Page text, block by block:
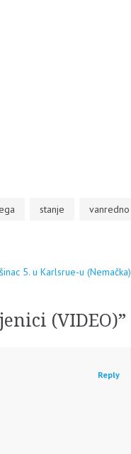
stanje
vanredno
5. u Karlsrue-u (Nemačka)
(VIDEO)”
Reply